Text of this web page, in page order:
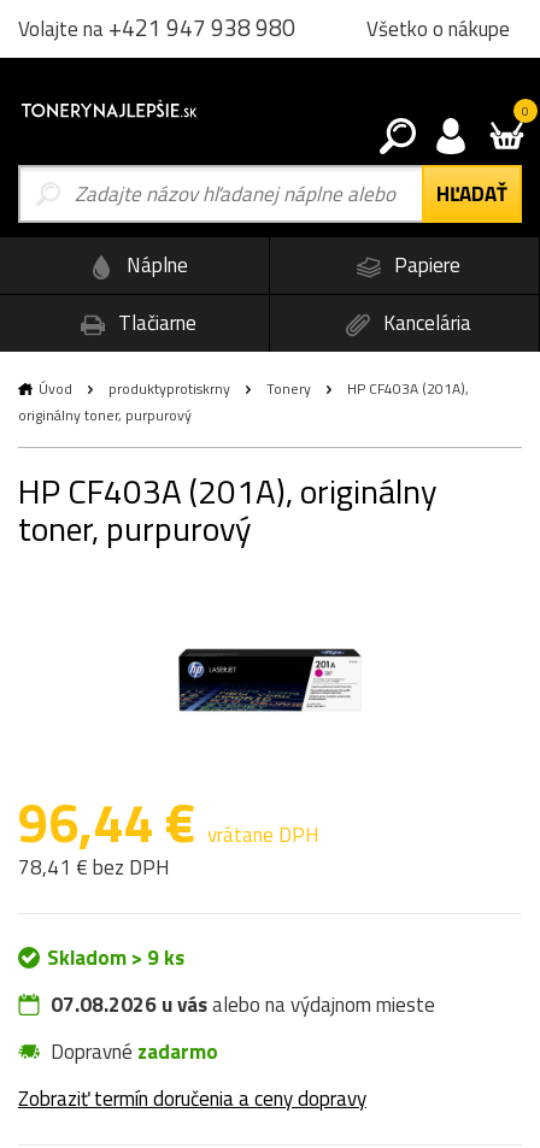
Volajte na+421 947 938 980 Všetko o nákupe
0
Náplne
Papiere
Tlačiarne
Kancelária
Úvod produktyprotiskrny Tonery
HP CF403A (201A),
originálny toner, purpurový
HP CF403A (201A), originálny
toner, purpurový
96,44 € vrátane DPH
78,41 € bez DPH
Skladom > 9 ks
07.08.2026 u vásalebo na výdajnom mieste
Dopravné zadarmo
Zobraziť termín doručenia a ceny dopravy